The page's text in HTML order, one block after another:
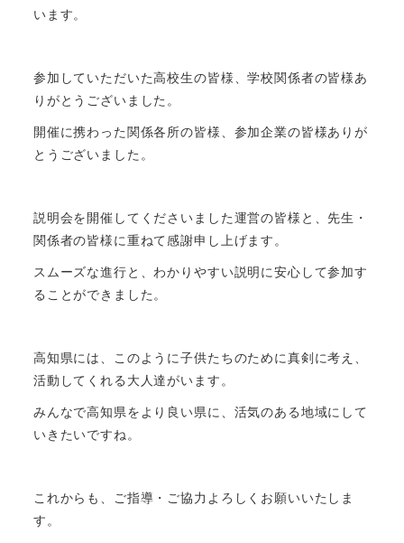
います。
参加していただいた高校生の皆様、学校関係者の皆様あ
りがとうございました。
開催に携わった関係各所の皆様、参加企業の皆様ありが
とうございました。
説明会を開催してくださいました運営の皆様と、先生・
関係者の皆様に重ねて感謝申し上げます。
スムーズな進行と、わかりやすい説明に安心して参加す
ることができました。
高知県には、このように子供たちのために真剣に考え、
活動してくれる大人達がいます。
みんなで高知県をより良い県に、活気のある地域にして
いきたいですね。
これからも、ご指導・ご協力よろしくお願いいたしま
す。